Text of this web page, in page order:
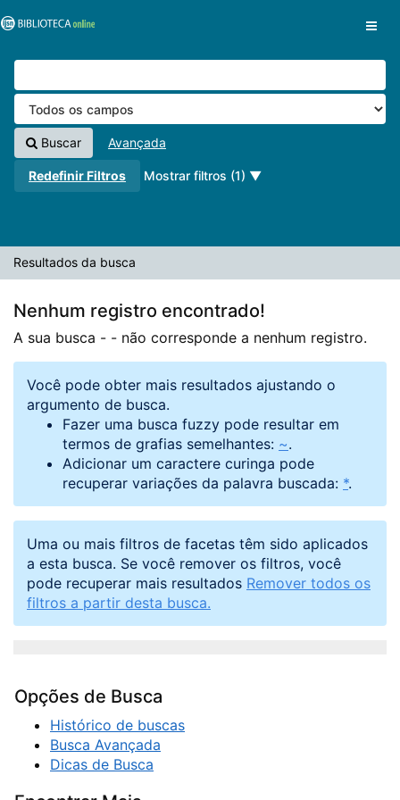
VuFind
Buscar Avançada
Redefinir Filtros Mostrar filtros (1)
Resultados da busca
Nenhum registro encontrado!
A sua busca - - não corresponde a nenhum registro.
Você pode obter mais resultados ajustando o
argumento de busca.
Fazer uma busca fuzzy pode resultar em
termos de grafias semelhantes: ~.
Adicionar um caractere curinga pode
recuperar variações da palavra buscada: *.
Uma ou mais filtros de facetas têm sido aplicados
a esta busca. Se você remover os filtros, você
pode recuperar mais resultados Remover todos os
filtros a partir desta busca.
Opções de Busca
Histórico de buscas
Busca Avançada
Dicas de Busca